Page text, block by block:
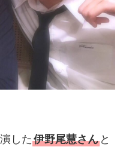
した伊野尾慧さんと